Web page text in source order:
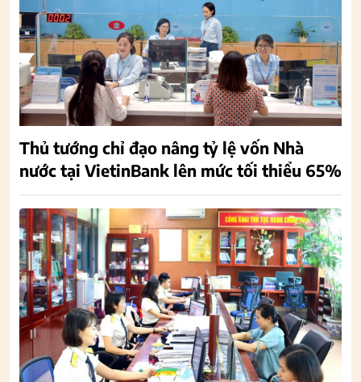
Thủ tướng chỉ đạo nâng tỷ lệ vốn Nhà
nước tại VietinBank lên mức tối thiểu 65%